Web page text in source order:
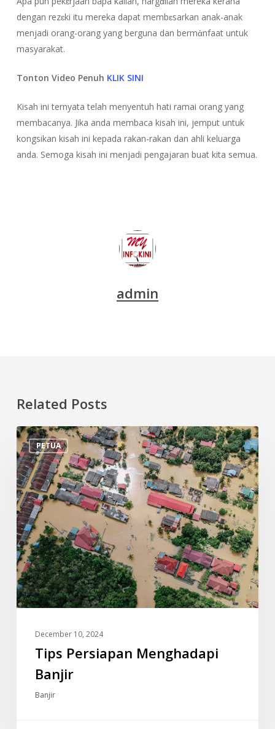
dengan rezɛki itu mereka dapat membɛsarkan anak-anak
menjadi orang-orang yang berguna dan bermἀnfaat untuk
masyarakat.
Tonton Video Penuh KLIK SINI
Kisah ini ternyata telah menyentuh hati ramai orang yang
membacanya. Jika anda membaca kisah ini, jemput untuk
kongsikan kisah ini kepada rakan-rakan dan ahli keluarga
anda. Semoga kisah ini menjadi pengajaran buat kita semua.
admin
Related Posts
PETUA
Tips
Persiapan
Menghadapi
Banjir
December 10, 2024
Tips Persiapan Menghadapi
Banjir
Banjir